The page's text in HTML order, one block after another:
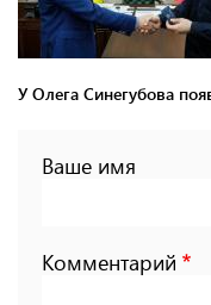
У Олега Синегубова
Ваше имя
Комментарий